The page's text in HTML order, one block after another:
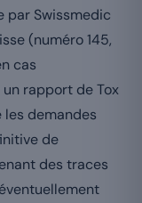
par Swissmedic
(numéro 145,
cas
rapport de Tox
les demandes
de
des traces